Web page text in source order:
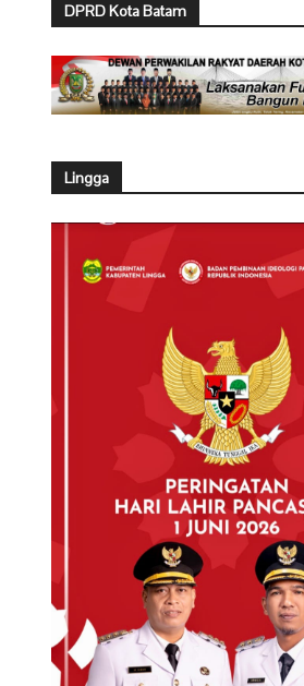
DPRD Kota Batam
Lingga